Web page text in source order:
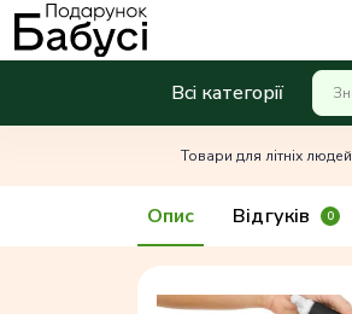
Всі категорії
Товари для літніх людей
Опис Відгуків 0